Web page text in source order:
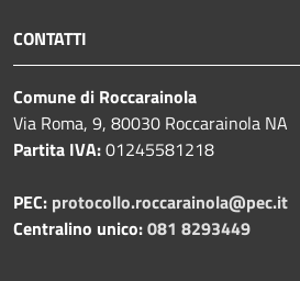
CONTATTI
Comune di Roccarainola
Via Roma, 9, 80030 Roccarainola NA
Partita IVA:01245581218
PEC: protocollo.roccarainola@pec.it
Centralino unico:081 8293449